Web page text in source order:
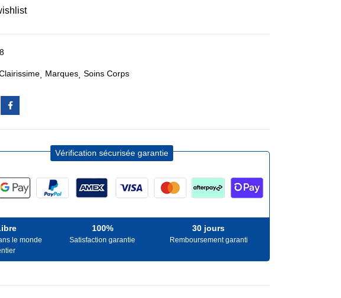
Marques Soins Corps
Vérification sécurisée garantie
le monde
100%
Satisfaction garantie
30 jours
Remboursement garanti